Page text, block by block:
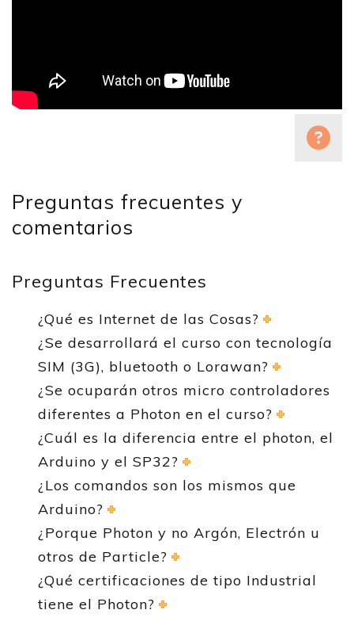
Preguntas frecuentes y
comentarios
Preguntas Frecuentes
¿Qué es Internet de las Cosas?
¿Se desarrollará el curso con tecnología
SIM (3G), bluetooth o Lorawan?
¿Se ocuparán otros micro controladores
diferentes a Photon en el curso?
¿Cuál es la diferencia entre el photon, el
Arduino y el SP32?
¿Los comandos son los mismos que
Arduino?
¿Porque Photon y no Argón, Electrón u
otros de Particle?
¿Qué certificaciones de tipo Industrial
tiene el Photon?